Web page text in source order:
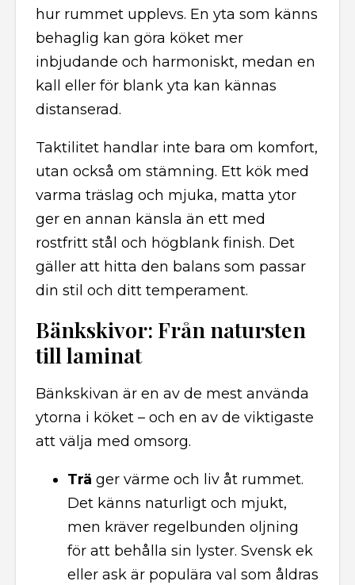
hur rummet upplevs. En yta som känns
behaglig kan göra köket mer
inbjudande och harmoniskt, medan en
kall eller för blank yta kan kännas
distanserad.
Taktilitet handlar inte bara om komfort,
utan också om stämning. Ett kök med
varma träslag och mjuka, matta ytor
ger en annan känsla än ett med
rostfritt stål och högblank finish. Det
gäller att hitta den balans som passar
din stil och ditt temperament.
Bänkskivor: Från natursten
till laminat
Bänkskivan är en av de mest använda
ytorna i köket – och en av de viktigaste
att välja med omsorg.
Trä ger värme och liv åt rummet.
Det känns naturligt och mjukt,
men kräver regelbunden oljning
för att behålla sin lyster. Svensk ek
eller ask är populära val som åldras